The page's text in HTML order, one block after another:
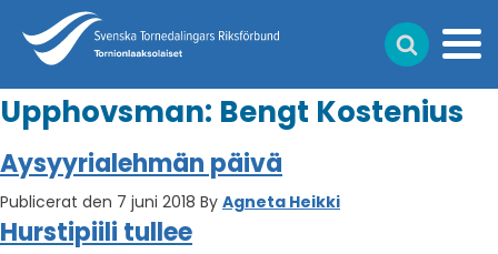
Upphovsman: Bengt Kostenius
Aysyyrialehmän päivä
Publicerat den 7 juni 2018 By Agneta Heikki
Hurstipiili tullee